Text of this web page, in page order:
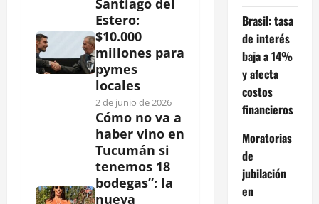
Santiago del
Estero:
$10.000
millones para
pymes
locales
2 de junio de 2026
Cómo no va a
haber vino en
Tucumán si
tenemos 18
bodegas”: la
nueva
Brasil: tasa
de interés
baja a 14%
y afecta
costos
financieros
Moratorias
de
jubilación
en